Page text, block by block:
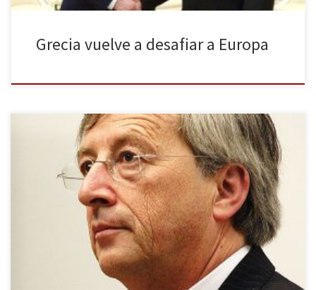
Grecia vuelve a desafiar a Europa
El Partido Popular Europeo ha conseguido imponerse en el
Parlamento este domingo 25 de mayo seguido del Partido
Socialista con 186 escaños. Tras ellos, el Grupo Liberal ha
conseguido 70 y los Verdes 55. La izquierda radical ha ganado
terreno con 47 diputados. En España con un 98% de los votos […]